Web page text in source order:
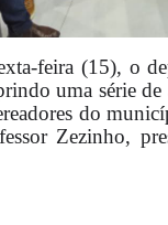
feira (15), o
uma série
do
Zezinho,